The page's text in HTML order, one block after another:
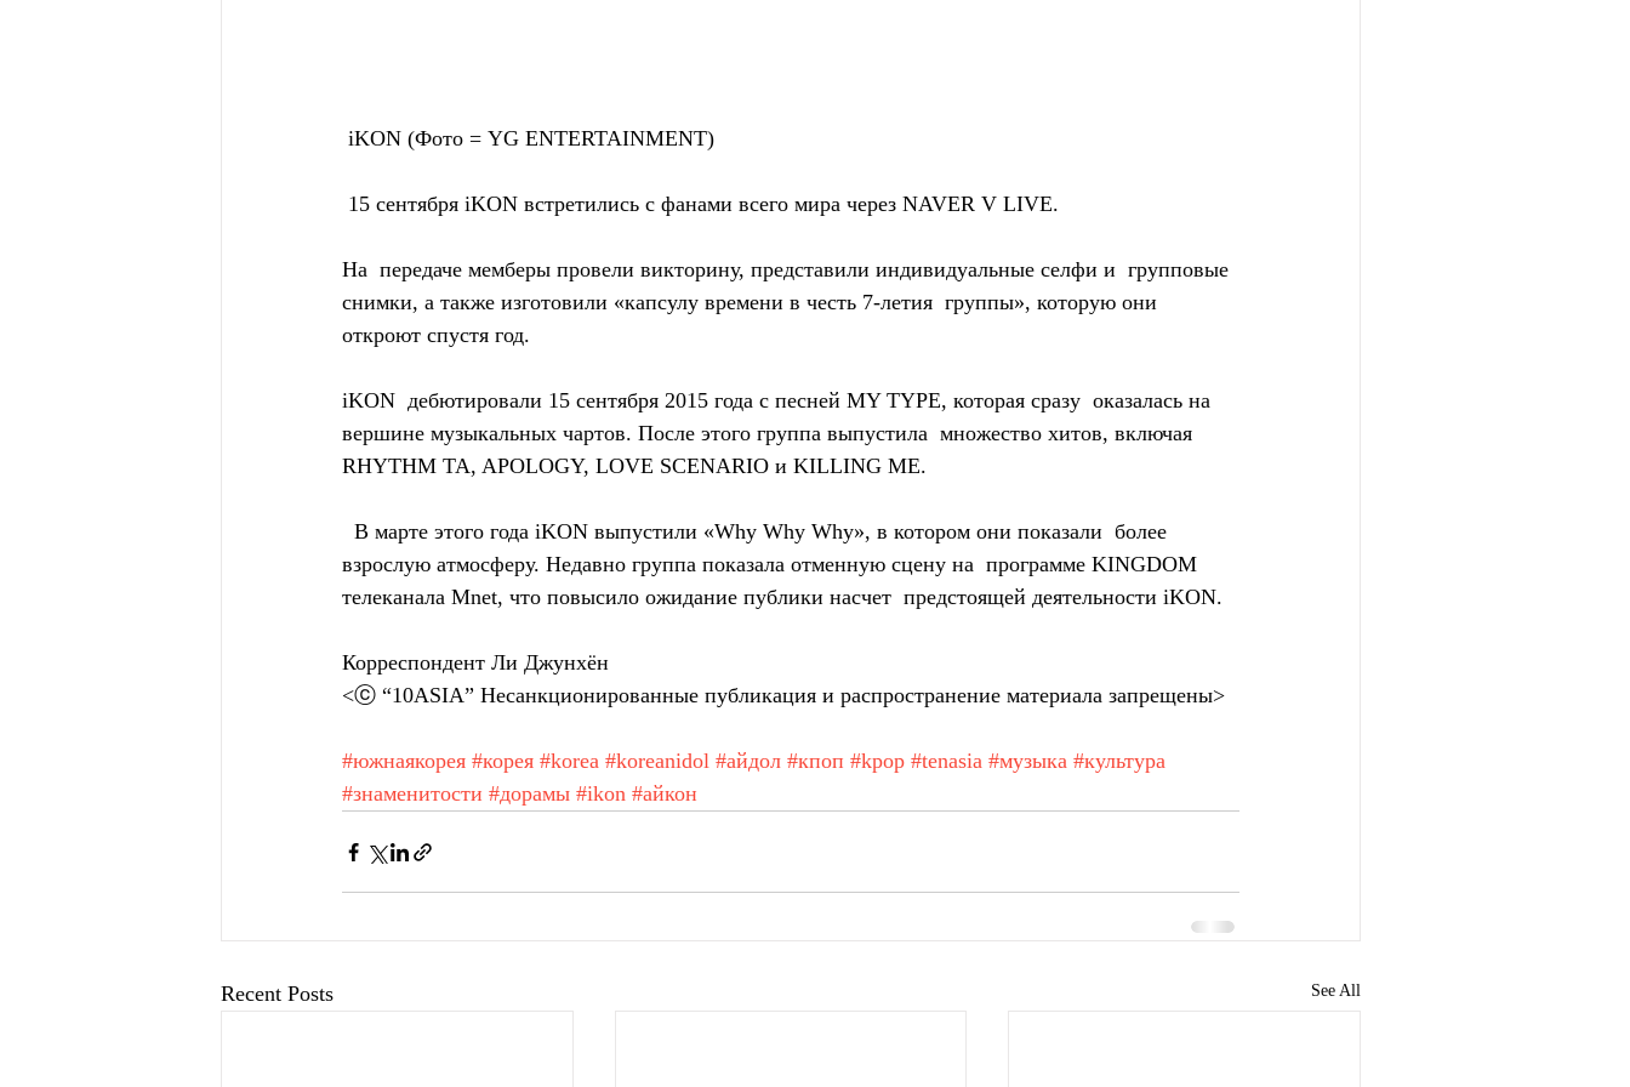
iKON (Фото = YG ENTERTAINMENT)
15 сентября iKON встретились с фанами всего мира через NAVER V LIVE.
На  передаче мемберы провели викторину, представили индивидуальные селфи и  групповые
снимки, а также изготовили «капсулу времени в честь 7-летия  группы», которую они
откроют спустя год.
iKON  дебютировали 15 сентября 2015 года с песней MY TYPE, которая сразу  оказалась на
вершине музыкальных чартов. После этого группа выпустила  множество хитов, включая
RHYTHM TA, APOLOGY, LOVE SCENARIO и KILLING ME.
взрослую атмосферу. Недавно группа показала отменную сцену на  программе KINGDOM
телеканала Mnet, что повысило ожидание публики насчет  предстоящей деятельности iKON.
Корреспондент Ли Джунхён
<ⓒ “10ASIA” Несанкционированные публикация и распространение материала запрещены>
#южнаякорея #корея #korea #koreanidol #айдол #кпоп #kpop #tenasia #музыка #культура
#знаменитости #дорамы #ikon #айкон
Recent Posts See All